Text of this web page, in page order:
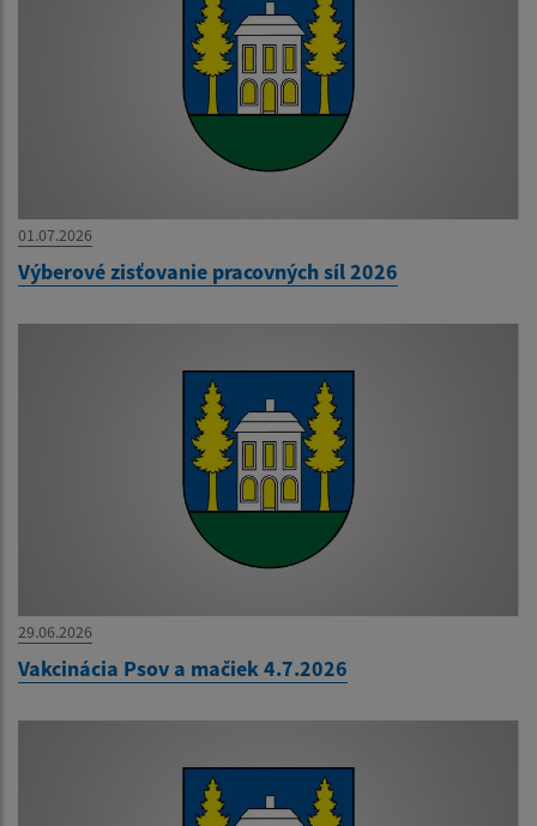
01.07.2026
Výberové zisťovanie pracovných síl 2026
29.06.2026
Vakcinácia Psov a mačiek 4.7.2026